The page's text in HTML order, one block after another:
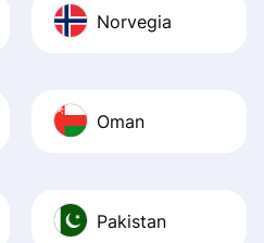
Norvegia
Oman
Pakistan